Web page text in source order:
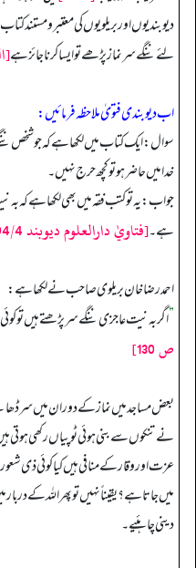
دیوبندیوں اور بریلویوں کی معتبر و مستند کتاب
لئے ننگے سر نماز پڑھے تو ایسا کرنا جائز ہے
اب دیوبندی فتویٰ ملاحظہ فرمائیں:
سوال: ایک کتاب میں لکھا ہے کہ جو شخص
خدا میں حاضر ہو تو کچھ حرج نہیں۔
جواب: یہ تو کتب فقہ میں بھی لکھا ہے کہ بہ
ہے۔[فتاويٰ دارالعلوم ديوبند 94/4]
احمد رضاخان بریلوی صاحب نے لکھا ہے:
”اگر بہ نیت عاجزی ننگے سر پڑھتے ہیں تو
ص 130]
بعض مساجد میں نماز کے دوران میں سر
نے تنکوں سے بنی ہوئی ٹوپیاں رکھی ہوتی
عزت اور وقار کے منافی ہیں کیا کوئی ذی
میں جاتا ہے؟ یقیناً نہیں تو پھر اللہ کے
دینی چاہئیے۔